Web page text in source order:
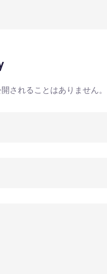
されることはありません。